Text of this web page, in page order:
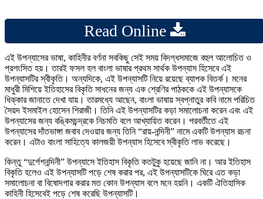
Read Online
এই উপন্যাসের ভাষা, কাহিনীর বর্ণনা সবকিছু সেই সময় বিদগ্ধসমাজে বহুল আলোচিত ও
প্রশংসিত হয়। তারই ফসল হল বাংলা ভাষার প্রথম সার্থক উপন্যাস হিসেবে এই
উপন্যাসটির স্বীকৃতি। অন্যদিকে, এই উপন্যাসটি নিয়ে রয়েছে ব্যাপক বিতর্ক। মনের
মাধুরী মিশিয়ে ইতিহাসের বিকৃতি সাধনের জন্য এক শ্রেণির পাঠককে এই উপন্যাসকে
ধিক্কার জানাতে দেখা যায়। তারমধ্যে আছেন, বাংলা ভাষায় স্বপ্নাতুর কবি নামে পরিচিত
সৈয়দ ইসমাইল হোসেন শিরাজী। তিনি এই উপন্যাসটির কড়া সমালোচনা করেন এবং এই
উপন্যাসের জন্য বঙ্কিমচন্দ্রকে নিচমতি বলে আখ্যায়িত করেন। পরবর্তীতে এই
উপন্যাসের দাঁতভাঙ্গা জবাব দেওয়ার জন্য তিনি “রায়-নন্দিনী” নামে একটি উপন্যাস রচনা
করেন। এটাও বাংলা সাহিত্যে কালজয়ী উপন্যাস হিসেবে স্বীকৃতি লাভ করেছে।
কিন্তু “দুর্গেশনন্দিনী” উপন্যাসে ইতিহাস বিকৃতি কতটুকু হয়েছে জানি না। আর ইতিহাস
বিকৃতি হলেও এই উপন্যাসটি পড়ে শেষ করার পর, এই উপন্যাসটিকে ঘিরে এত কড়া
সমালোচনা বা বিষোদগার করার মত কোন উপন্যাস বলে মনে হয়নি। একটি ঐতিহাসিক
কাহিনী হিসেবেই পড়ে শেষ করেছি উপন্যাসটি।